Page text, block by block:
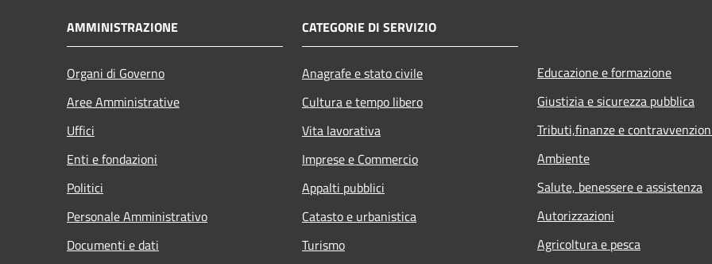
AMMINISTRAZIONE
Organi di Governo
Aree Amministrative
Uffici
Enti e fondazioni
Politici
Personale Amministrativo
Documenti e dati
CATEGORIE DI SERVIZIO
Anagrafe e stato civile
Cultura e tempo libero
Vita lavorativa
Imprese e Commercio
Appalti pubblici
Catasto e urbanistica
Turismo
Educazione e formazione
Giustizia e sicurezza pubblica
Tributi,finanze e
Ambiente
Salute, benessere e assistenza
Autorizzazioni
Agricoltura e pesca